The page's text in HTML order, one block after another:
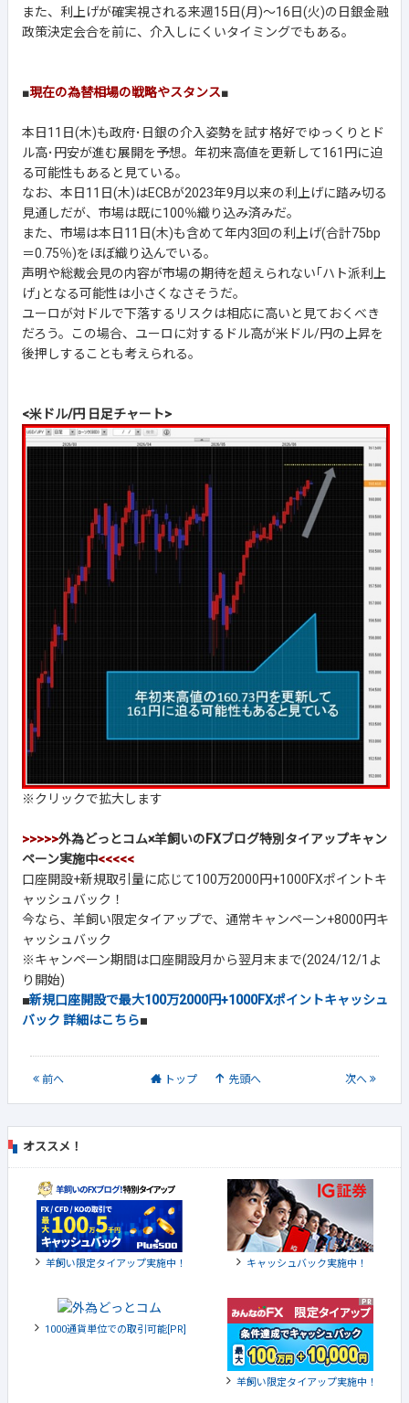
また、利上げが確実視される来週15日(月)～16日(火)の日銀金融
政策決定会合を前に、介入しにくいタイミングでもある。
■現在の為替相場の戦略やスタンス■
本日11日(木)も政府･日銀の介入姿勢を試す格好でゆっくりとド
ル高･円安が進む展開を予想。年初来高値を更新して161円に迫
る可能性もあると見ている。
なお、本日11日(木)はECBが2023年9月以来の利上げに踏み切る
見通しだが、市場は既に100％織り込み済みだ。
また、市場は本日11日(木)も含めて年内3回の利上げ(合計75bp
＝0.75％)をほぼ織り込んでいる。
声明や総裁会見の内容が市場の期待を超えられない｢ハト派利上
げ｣となる可能性は小さくなさそうだ。
ユーロが対ドルで下落するリスクは相応に高いと見ておくべき
だろう。この場合、ユーロに対するドル高が米ドル/円の上昇を
後押しすることも考えられる。
<米ドル/円 日足チャート>
※クリックで拡大します
>>>>>外為どっとコム×羊飼いのFXブログ特別タイアップキャン
ペーン実施中<<<<<
口座開設+新規取引量に応じて100万2000円+1000FXポイントキ
ャッシュバック！
今なら、羊飼い限定タイアップで、通常キャンペーン+8000円キ
ャッシュバック
※キャンペーン期間は口座開設月から翌月末まで(2024/12/1よ
り開始)
■新規口座開設で最大100万2000円+1000FXポイントキャッシュ
バック 詳細はこちら■
前へ トップ 先頭へ 次へ
オススメ！
羊飼い限定タイアップ実施中！ キャッシュバック実施中！
1000通貨単位での取引可能[PR]
羊飼い限定タイアップ実施中！